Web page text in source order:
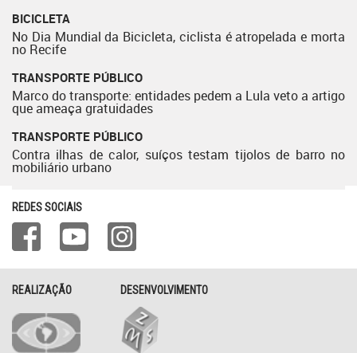
BICICLETA
No Dia Mundial da Bicicleta, ciclista é atropelada e morta
no Recife
TRANSPORTE PÚBLICO
Marco do transporte: entidades pedem a Lula veto a artigo
que ameaça gratuidades
TRANSPORTE PÚBLICO
Contra ilhas de calor, suíços testam tijolos de barro no
mobiliário urbano
REDES SOCIAIS
REALIZAÇÃO DESENVOLVIMENTO